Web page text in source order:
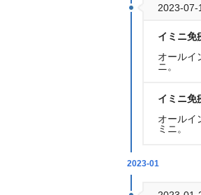
2023-07-
イミニ免
オールイ
ニ。
イミニ免
オールイ
ミニ。
2023-01